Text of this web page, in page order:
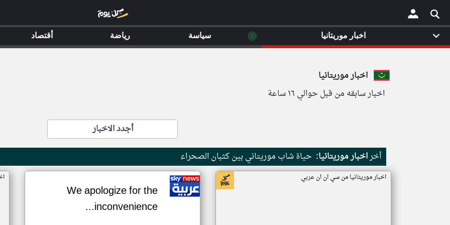
×
اخبار موريتانيا
اخبار سابقه من قبل حوالي ١٦ ساعة
أجدد الاخبار
أخراخبار موريتانيا: حياة شاب موريتاني بين كثبان الصحراء
اخبار موريتانيا من سي ان ان عربي
We apologize for the
inconvenience...
اخبار موريتانيا ◉ سياسة رياضة أقتصاد